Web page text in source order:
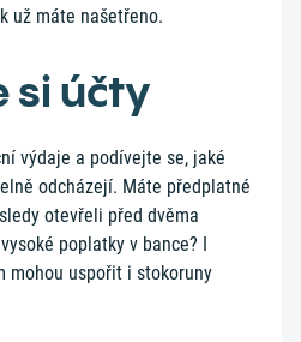
už máte našetřeno.
si účty
výdaje a podívejte se, jaké
odcházejí. Máte předplatné
otevřeli před dvěma
poplatky v bance? I
mohou uspořit i stokoruny